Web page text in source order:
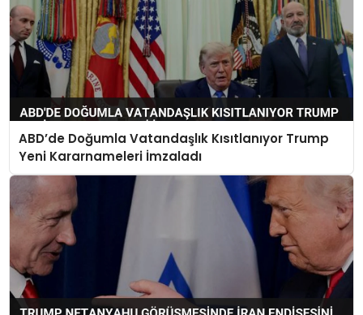
ABD’de Doğumla Vatandaşlık Kısıtlanıyor Trump
Yeni Kararnameleri İmzaladı